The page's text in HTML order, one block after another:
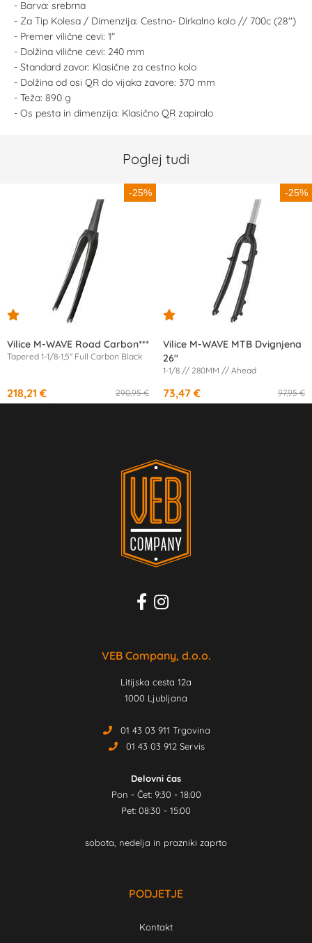
- Barva: srebrna
- Za Tip Kolesa / Dimenzija: Cestno- Dirkalno kolo // 700c (28'')
- Premer vilične cevi: 1"
- Dolžina vilične cevi: 240 mm
- Standard zavor: Klasične za cestno kolo
- Dolžina od osi QR do vijaka zavore: 370 mm
- Teža: 890 g
- Os pesta in dimenzija: Klasično QR zapiralo
Poglej tudi
-25%
Vilice M-WAVE Road Carbon***
Tapered 1-1/8-1,5'' Full Carbon Black
290,95 €
218,21 €
od10,65 €/mesec
-25%
Vilice M-WAVE MTB Dvignjena
26''
1-1/8 // 280MM // Ahead
97,95 €
73,47 €
od13,45 €/mesec
VEB Company, d.o.o.
Litijska cesta 12a
1000 Ljubljana
01 43 03 911 Trgovina
01 43 03 912 Servis
Delovni čas
Pon - Čet: 9:30 - 18:00
Pet: 08:30 - 15:00
sobota, nedelja in prazniki zaprto
PODJETJE
Kontakt